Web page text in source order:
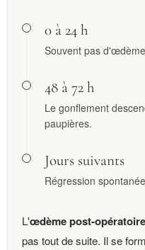
0 à 24 h
Souvent pas
48 à 72 h
Le gonflement
paupières.
Jours suivants
Régression
L'œdème post-opératoire
pas tout de suite. Il se